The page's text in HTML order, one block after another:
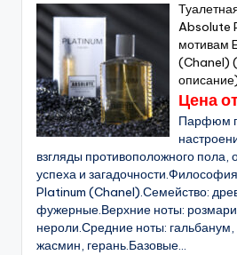
Absolute
мотивам
(Chanel)
Цена
Парфюм
взгляды противоположного пола,
успеха и
Platinum (Chanel).Семейство:
фужерные.Верхние ноты:
нероли.Средние ноты:
жасмин, герань.Базовые...